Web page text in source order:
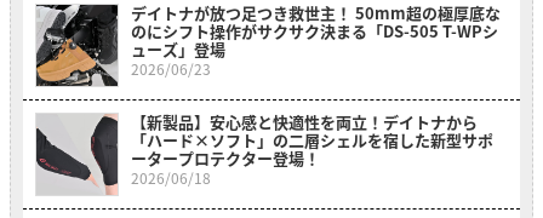
デイトナが放つ足つき救世主！ 50mm超の極厚底な
のにシフト操作がサクサク決まる「DS-505 T-WPシ
ューズ」登場
2026/06/23
【新製品】安心感と快適性を両立！デイトナから
「ハード×ソフト」の二層シェルを宿した新型サポ
ータープロテクター登場！
2026/06/18